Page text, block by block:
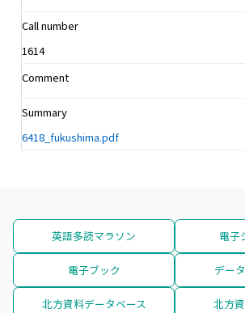
Call number
1614
Comment
Summary
6418_fukushima.pdf
英語多読マラソン 電子
電子ブック デー
北方資料データベース 北方